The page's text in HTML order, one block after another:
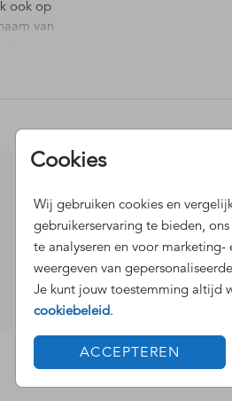
Cookies
Wij gebruiken cookies en
gebruikerservaring te bieden,
te analyseren en voor
weergeven van
Je kunt jouw toestemming altijd
cookiebeleid.
ACCEPTEREN
ook op
van
bloem of